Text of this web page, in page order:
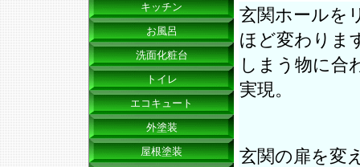
キッチン
お風呂
洗面化粧台
トイレ
エコキュート
外塗装
屋根塗装
玄関ホールを
ほど変わりま
しまう物に合
実現。
玄関の扉を変